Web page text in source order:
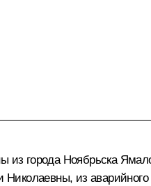
города Ноябрьска
из аварийного